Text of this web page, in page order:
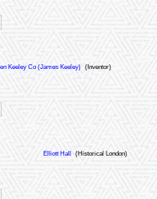
Keeley Co (James Keeley) (Inventor)
Elliott Hall
(Historical London)